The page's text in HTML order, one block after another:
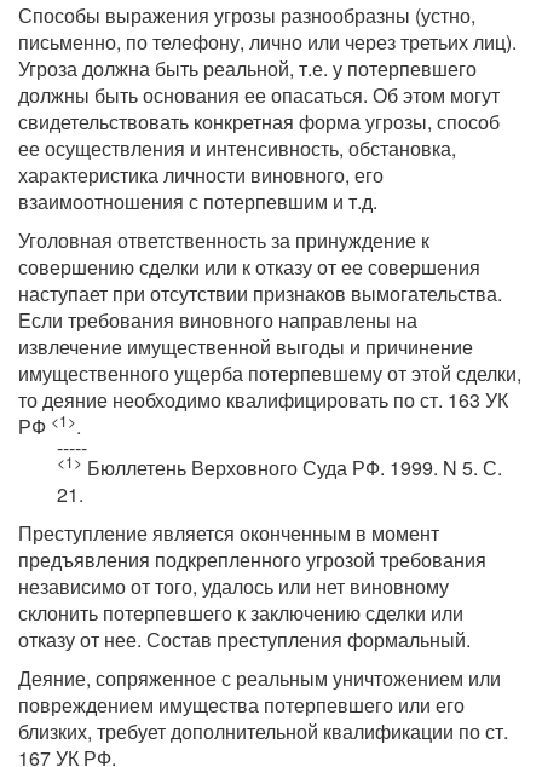
Способы выражения угрозы разнообразны (устно,
письменно, по телефону, лично или через третьих лиц).
Угроза должна быть реальной, т.е. у потерпевшего
должны быть основания ее опасаться. Об этом могут
свидетельствовать конкретная форма угрозы, способ
ее осуществления и интенсивность, обстановка,
характеристика личности виновного, его
взаимоотношения с потерпевшим и т.д.
Уголовная ответственность за принуждение к
совершению сделки или к отказу от ее совершения
наступает при отсутствии признаков вымогательства.
Если требования виновного направлены на
извлечение имущественной выгоды и причинение
имущественного ущерба потерпевшему от этой сделки,
то деяние необходимо квалифицировать по ст. 163 УК
РФ <1>.
-----
<1> Бюллетень Верховного Суда РФ. 1999. N 5. С.
21.
Преступление является оконченным в момент
предъявления подкрепленного угрозой требования
независимо от того, удалось или нет виновному
склонить потерпевшего к заключению сделки или
отказу от нее. Состав преступления формальный.
Деяние, сопряженное с реальным уничтожением или
повреждением имущества потерпевшего или его
близких, требует дополнительной квалификации по ст.
167 УК РФ.